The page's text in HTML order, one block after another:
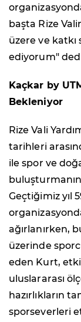
başta Rize
üzere ve katkı
ediyorum"
Kaçkar by
Bekleniyor
Rize Vali
tarihleri
ile spor ve
buluşturmanın
Geçtiğimiz yıl
ağırlanırken,
üzerinde
eden Kurt,
uluslararası
hazırlıkların
sporseverleri